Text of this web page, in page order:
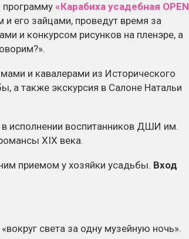
программу «Карабиха усадебная OPEN
его зайцами, проведут время за
и конкурсом рисунков на пленэре, а
и кавалерами из Исторического
а также экскурсия в Салоне Натальи
в исполнении воспитанников ДШИ им.
XIX века.
приемом у хозяйки усадьбы. Вход
света за одну музейную ночь».